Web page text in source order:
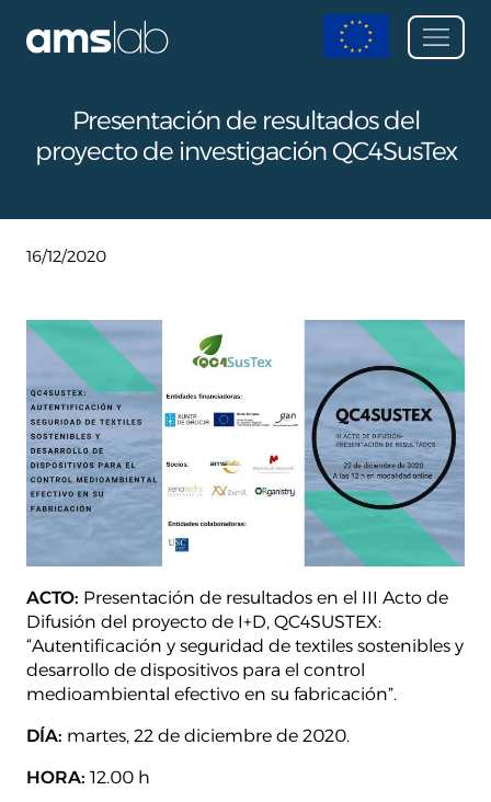
Presentación de resultados del
proyecto de investigación QC4SusTex
16/12/2020
ACTO: Presentación de resultados en el III Acto de
Difusión del proyecto de I+D, QC4SUSTEX:
“Autentificación y seguridad de textiles sostenibles y
desarrollo de dispositivos para el control
medioambiental efectivo en su fabricación”.
DÍA: martes, 22 de diciembre de 2020.
HORA: 12.00 h